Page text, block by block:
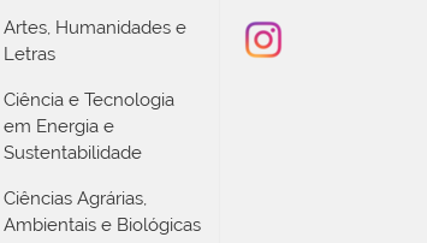
Artes, Humanidades e
Letras
Ciência e Tecnologia
em Energia e
Sustentabilidade
Ciências Agrárias,
Ambientais e Biológicas